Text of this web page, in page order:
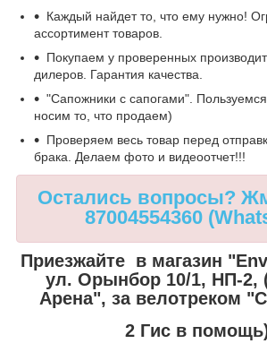
Каждый найдет то, что ему нужно!
ассортимент товаров.
Покупаем у проверенных
дилеров. Гарантия качества.
"Сапожники с сапогами".
носим то, что продаем)
Проверяем весь товар перед
брака. Делаем фото и видеоотчет!!!
Остались вопросы?
87004554360
Приезжайте в магазин
ул. Орынбор 10/1, НП-
Арена", за велотреком
2 Гис в